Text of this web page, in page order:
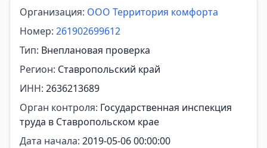
Организация: ООО Территория комфорта
Номер: 261902699612
Тип: Внеплановая проверка
Регион: Ставропольский край
ИНН: 2636213689
Орган контроля: Государственная инспекция
труда в Ставропольском крае
Дата начала: 2019-05-06 00:00:00